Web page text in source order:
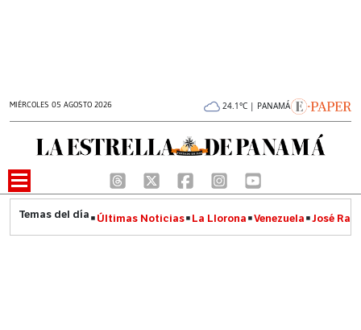
MIÉRCOLES 05 AGOSTO 2026 24.1°C | PANAMÁ
Últimas Noticias La Llorona Venezuela José